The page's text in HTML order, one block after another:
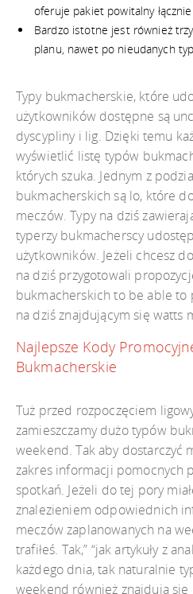
oferuje pakiet powitalny
Bardzo istotne jest również
planu, nawet po nieudanych
Typy bukmacherskie, które
użytkowników dostępne są
dyscypliny i lig. Dzięki temu
wyświetlić listę typów
których szuka. Jednym z
bukmacherskich są lo, które
meczów. Typy na dziś
typerzy bukmacherscy
użytkowników. Jeżeli chcesz
na dziś przygotowali
bukmacherskich to be able to
na dziś znajdującym się watts
Najlepsze Kody
Bukmacherskie
Tuż przed rozpoczęciem
zamieszczamy dużo typów
weekend. Tak aby dostarczyć
zakres informacji pomocnych
spotkań. Jeżeli do tej pory
znalezieniem odpowiednich
meczów zaplanowanych na
trafiłeś. Tak,” “jak artykuły z
każdego dnia, tak naturalnie
weekend również znajdują się